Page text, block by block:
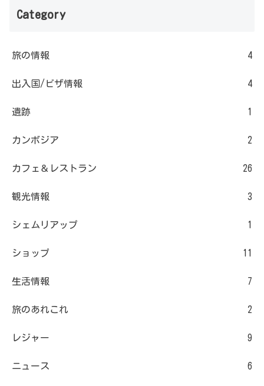
Category
旅の情報 4
出入国/ビザ情報 4
遺跡 1
カンボジア 2
カフェ＆レストラン 26
観光情報 3
シェムリアップ 1
ショップ 11
生活情報 7
旅のあれこれ 2
レジャー 9
ニュース 6